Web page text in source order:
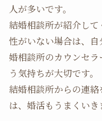
人が多いです。
結婚相談所が紹介し
性がいない場合は、
婚相談所のカウンセ
う気持ちが大切です。
結婚相談所からの連
は、婚活もうまくいき